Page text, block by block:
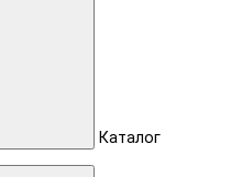
Каталог